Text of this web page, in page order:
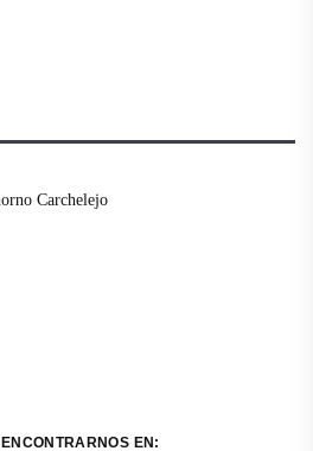
Carchelejo
EN: